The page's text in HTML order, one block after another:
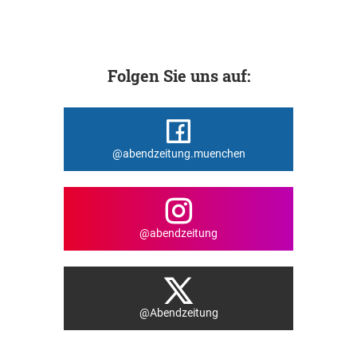
Folgen Sie uns auf:
@abendzeitung.muenchen
@abendzeitung
@Abendzeitung